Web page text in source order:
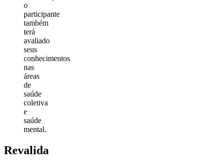
o
participante
também
terá
avaliado
seus
conhecimentos
nas
áreas
de
saúde
coletiva
e
saúde
mental.
Revalida